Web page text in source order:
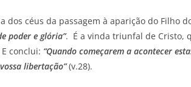
dos céus da passagem à aparição do Filho
poder e glória”. É a vinda triunfal de Cristo,
conclui: “Quando começarem a acontecer
libertação”(v.28).